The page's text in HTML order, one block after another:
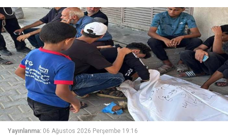
Yayınlanma: 06 Ağustos 2026 Perşembe 19:16